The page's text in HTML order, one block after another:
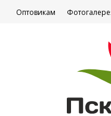
Оптовикам